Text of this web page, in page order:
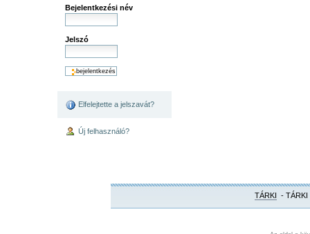
Bejelentkezési név
Jelszó
Elfelejtette a jelszavát?
Új felhasználó?
TÁRKI - TÁRKI